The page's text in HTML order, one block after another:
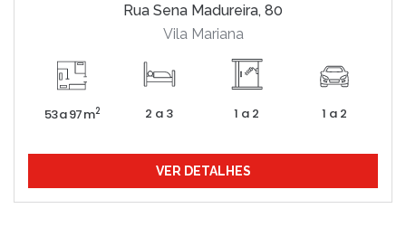
Rua Sena Madureira, 80
Vila Mariana
53 a 97 m2 2 a 3 1 a 2 1 a 2
VER DETALHES